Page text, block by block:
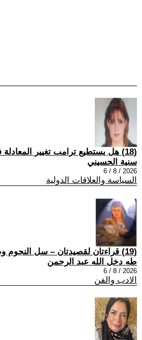
(18) هل يستطيع ترامب تغيير المعادلة في غزة؟
سنية الحسيني
2026 / 8 / 6
السياسة والعلاقات الدولية
(19) قراءتان لقصيدتان – سل النجوم وطفح الحب
طه دخل الله عبد الرحمن
2026 / 8 / 6
الادب والفن